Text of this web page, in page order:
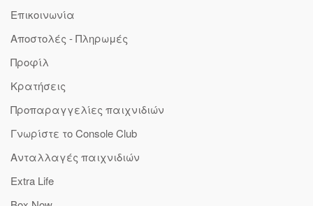
Επικοινωνία
Αποστολές - Πληρωμές
Προφίλ
Κρατήσεις
Προπαραγγελίες παιχνιδιών
Γνωρίστε το Console Club
Ανταλλαγές παιχνιδιών
Extra Life